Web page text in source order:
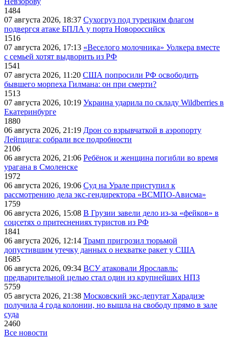
1484
07 августа 2026, 18:37 Сухогруз под турецким флагом
подвергся атаке БПЛА у порта Новороссийск
1516
07 августа 2026, 17:13 «Веселого молочника» Уолкера вместе
с семьей хотят выдворить из РФ
1541
07 августа 2026, 11:20 США попросили РФ освободить
бывшего морпеха Гилмана: он при смерти?
1513
07 августа 2026, 10:19 Украина ударила по складу Wildberries в
Екатеринбурге
1880
06 августа 2026, 21:19 Дрон со взрывчаткой в аэропорту
Лейпцига: собрали все подробности
2106
06 августа 2026, 21:06 Ребёнок и женщина погибли во время
урагана в Смоленске
1972
06 августа 2026, 19:06 Суд на Урале приступил к
рассмотрению дела экс-гендиректора «ВСМПО-Ависма»
1759
06 августа 2026, 15:08 В Грузии завели дело из-за «фейков» в
соцсетях о притеснениях туристов из РФ
1841
06 августа 2026, 12:14 Трамп пригрозил тюрьмой
допустившим утечку данных о нехватке ракет у США
1685
06 августа 2026, 09:34 ВСУ атаковали Ярославль:
предварительной целью стал один из крупнейших НПЗ
5759
05 августа 2026, 21:38 Московский экс-депутат Харадизе
получила 4 года колонии, но вышла на свободу прямо в зале
суда
2460
Все новости